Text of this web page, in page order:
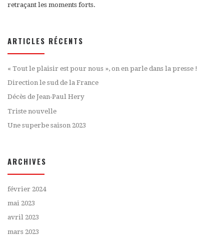
retraçant les moments forts.
ARTICLES RÉCENTS
« Tout le plaisir est pour nous », on en parle dans la presse !
Direction le sud de la France
Décès de Jean-Paul Hery
Triste nouvelle
Une superbe saison 2023
ARCHIVES
février 2024
mai 2023
avril 2023
mars 2023